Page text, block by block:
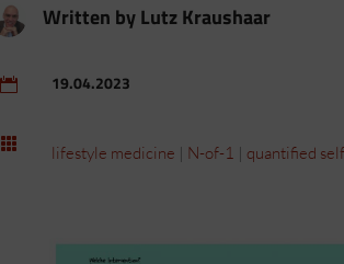
Written byLutz Kraushaar
 19.04.2023
 lifestyle medicine | N-of-1 | quantified self